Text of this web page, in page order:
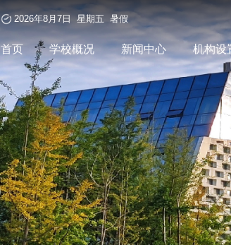
2026年8月7日 星期五 暑假
首页 学校概况 新闻中心 机构设